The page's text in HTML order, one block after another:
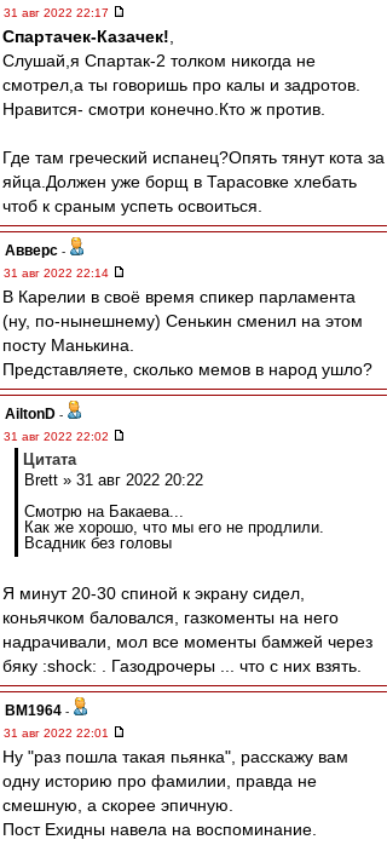
31 авг 2022 22:17
Спартачек-Казачек!
Слушай,я Спартак-2 толком никогда не
смотрел,а ты говоришь про калы и задротов.
Нравится- смотри конечно.Кто ж против.
Где там греческий испанец?Опять тянут кота за
яйца.Должен уже борщ в Тарасовке хлебать
чтоб к сраным успеть освоиться.
Авверс -
31 авг 2022 22:14
В Карелии в своё время спикер парламента
(ну, по-нынешнему) Сенькин сменил на этом
посту Манькина.
Представляете, сколько мемов в народ ушло?
AiltonD -
31 авг 2022 22:02
Цитата
Brett » 31 авг 2022 20:22
Смотрю на Бакаева...
Как же хорошо, что мы его не продлили.
Всадник без головы
Я минут 20-30 спиной к экрану сидел,
коньячком баловался, газкоменты на него
надрачивали, мол все моменты бамжей через
бяку :shock: . Газодрочеры ... что с них взять.
BM1964 -
31 авг 2022 22:01
Ну "раз пошла такая пьянка", расскажу вам
одну историю про фамилии, правда не
смешную, а скорее эпичную.
Пост Ехидны навела на воспоминание.